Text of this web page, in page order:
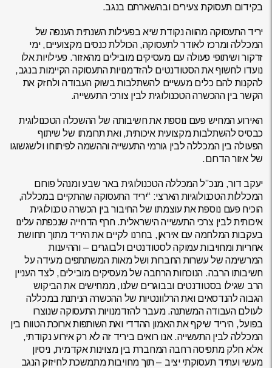
בקידום תעסוקת צעירים ובהשארתם בנגב.
יריד התעסוקה מהווה נקודת שיא בפעילות השנתית הענפה של
המכללה ומרכז לאודר לתעסוקה, הכוללת כנסים מקצועיים, ימי
זרקור ושיתופי פעולה עם מעסיקים מובילים מהאזור. פעילויות אלו
נועדו לחשוף את הסטודנטים להזדמנויות התעסוקה הקיימות בנגב,
להקנות להם כלים מעשיים להשתלבות בשוק העבודה ולחזק את
הקשר בין ההכשרה הטכנולוגית לבין צורכי התעשייה.
האירוע המחיש פעם נוספת את חשיבותה של ההשכלה הטכנולוגית
כבסיס להשתלבות מקצועית איכותית, ואת תרומתו של שיתוף
הפעולה בין המכללה לבין גורמי התעשייה וההשמה לפיתוחו ולשגשוגו
של אזור הדרום.
יעקב דור, מנכ”ל המכללה הטכנולוגית באר שבע ומנהל פורום
המכללות הטכנולוגיות הארצי: “יריד התעסוקה שהתקיים במכללה,
הוכיח פעם נוספת את עוצמתו של החיבור בין הכשרה טכנולוגית
איכותית לבין צרכי התעשייה הישראלית. חרף הדחייה שנכפתה עלינו
בעקבות המלחמה עם איראן, בחרנו לקיים את היריד מתוך תחושת
אחריות ומחויבות עמוקה לסטודנטים ולבוגרים – וההיענות
המרשימה של עשרות החברות ושל מאות המשתתפים מעידה על
חשיבותו הרבה. הנוכחות הרחבה של מעסיקים מובילים, לצד העניין
הרב שגילו בסטודנטים ובבוגרים שלנו, ממחישים את הביקוש
הגבוה להנדסאים ואת הרלוונטיות של ההכשרה הניתנת במכללה
לעולם העבודה המשתנה. מעבר להזדמנויות התעסוקה שנוצרו
בפועל, היריד שיקף את האמון ההדדי ואת השותפות ארוכת הטווח בין
המכללה לבין התעשייה. אנו רואים ביריד זה לא רק אירוע נקודתי,
אלא חלק מתפיסה רחבה המחברת בין מצוינות אקדמית, ניסיון
מעשי ועתיד תעסוקתי יציב – תוך מחויבות מתמשכת לחיזוק הנגב